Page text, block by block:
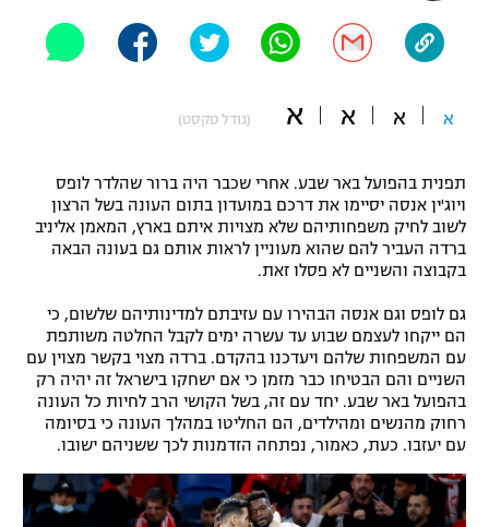
"מחצית בשכונה" – פודקאסט
משתתפים וזוכים בפרסים
תקנון עבור פעילות אלקטרה
תקנון עבור פעילות ספורט 1 – "מרלן"
טניס
גיימינג E-Sports
תנאי שימוש
מדיניות פרטיות
רשיון להקרנה פומבית לבית עסק
אופניים
פוטבול אמריקאי NFL
בייסבול MLB
ספורט אתגרי ואקסטרים
אומנויות לחימה
גיימינג E-Sports
א א א א (גודל טקסט)
תפנית בהפועל באר שבע. אחרי שכבר היה ברור שהלדר לופס
ויוג'ין אנסה יסיימו את דרכם במועדון בתום העונה בשל הרצון
לשוב לחיק משפחותיהם שלא מצויות איתם בארץ, המאמן אליניב
ברדה העביר להם שהוא מעוניין לראות אותם גם בעונה הבאה
בקבוצה והשניים לא פסלו זאת.
גם לופס וגם אנסה הבהירו עם עזיבתם למדינותיהם שלשום, כי
הם ייקחו לעצמם שבוע עד עשרה ימים לקבל החלטה משותפת
עם המשפחות שלהם ויעדכנו בהקדם. ברדה מצוי בקשר מצוין עם
השניים והם הבטיחו כבר מזמן כי אם ישחקו בישראל זה יהיה רק
בהפועל באר שבע. יחד עם זה, בשל הקושי הרב לחיות כל העונה
רחוק מהנשים ומהילדים, הם החליטו במהלך העונה כי בסיומה
עם יעזבו. כעת, כאמור, נפתחה הזדמנות לכך ששניהם ישובו.